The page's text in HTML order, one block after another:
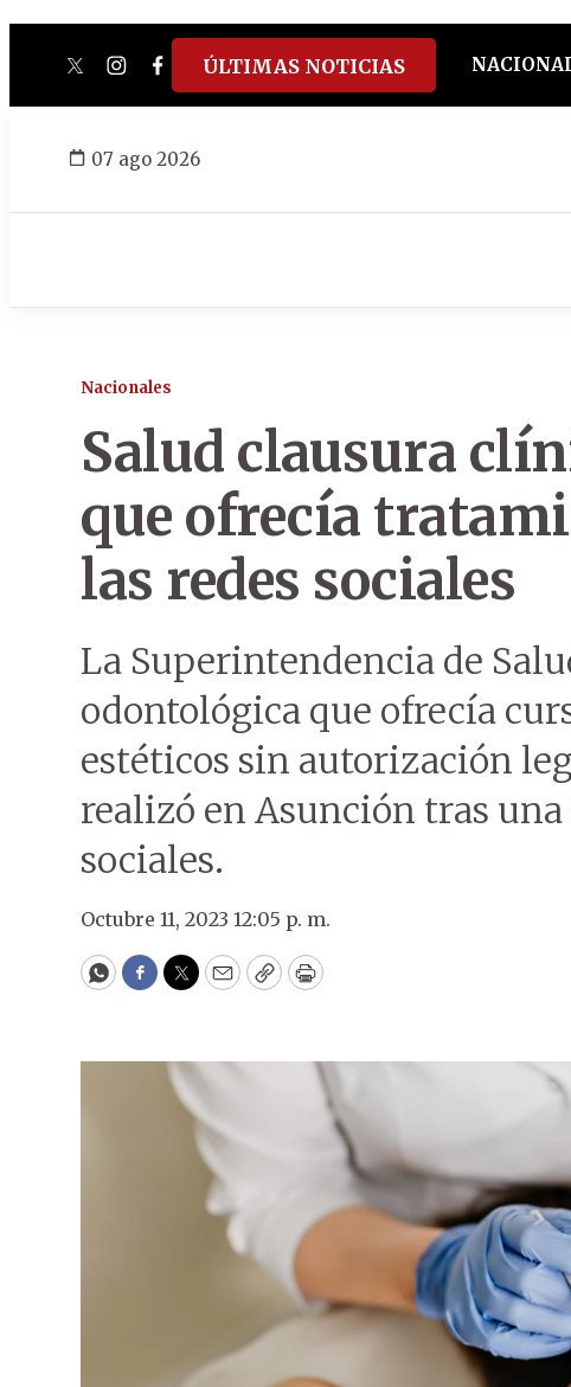
twitterinstagram
facebook
tiktokyoutube
spotify
ÚLTIMAS NOTICIAS
07 ago 2026
Nacionales
Salud clausura
que ofrecía
las redes sociales
La Superintendencia de
odontológica que ofrecía
estéticos sin autorización
realizó en Asunción tras
sociales.
Octubre 11, 2023 12:05 p. m.
WhatsApp
Facebook
Twitter
EmailCopyPrint